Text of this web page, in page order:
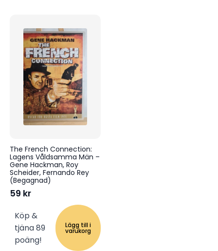
The French Connection:
Lagens Våldsamma Män –
Gene Hackman, Roy
Scheider, Fernando Rey
(Begagnad)
59 kr
Köp &
tjäna 89
poäng!
Lägg till i
varukorg